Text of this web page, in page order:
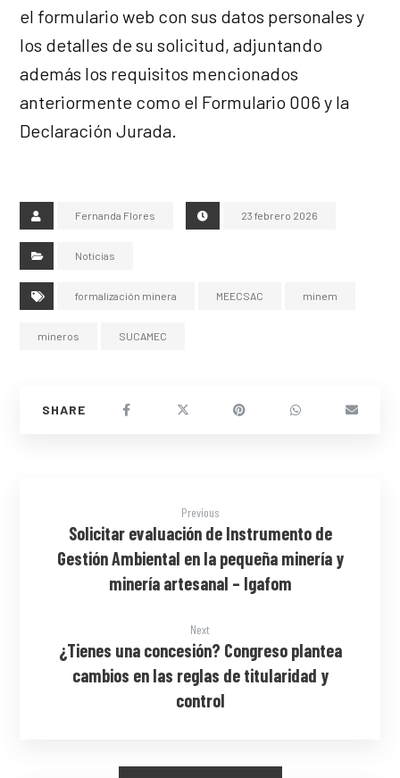
el formulario web con sus datos personales y
los detalles de su solicitud, adjuntando
además los requisitos mencionados
anteriormente como el Formulario 006 y la
Declaración Jurada.
Fernanda Flores 23 febrero 2026
Noticias
formalización minera MEECSAC minem
mineros SUCAMEC
Previous
Solicitar evaluación de Instrumento de
Gestión Ambiental en la pequeña minería y
minería artesanal – Igafom
Next
¿Tienes una concesión? Congreso plantea
cambios en las reglas de titularidad y
control